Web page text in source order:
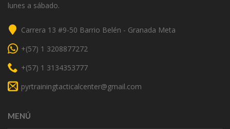
lunes a sábado.
Dirección
Carrera 13 #9-50 Barrio Belén - Granada Meta
Telefono
+(57) 1 3208877272
Telefono
+(57) 1 3134353777
Correo
pyrtrainingtacticalcenter@gmail.com
MENÚ